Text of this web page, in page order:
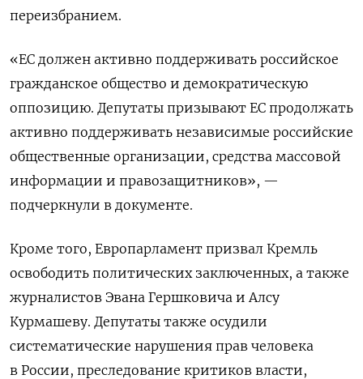
переизбранием.
«ЕС должен активно поддерживать российское
гражданское общество и демократическую
оппозицию. Депутаты призывают ЕС продолжать
активно поддерживать независимые российские
общественные организации, средства массовой
информации и правозащитников», —
подчеркнули в документе.
Кроме того, Европарламент призвал Кремль
освободить политических заключенных, а также
журналистов Эвана Гершковича и Алсу
Курмашеву. Депутаты также осудили
систематические нарушения прав человека
в России, преследование критиков власти,